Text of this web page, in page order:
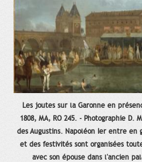
Les joutes sur la Garonne en
1808, MA, RO 245. - Photographie D.
des Augustins. Napoléon Ier entre en
et des festivités sont organisées
avec son épouse dans l'ancien